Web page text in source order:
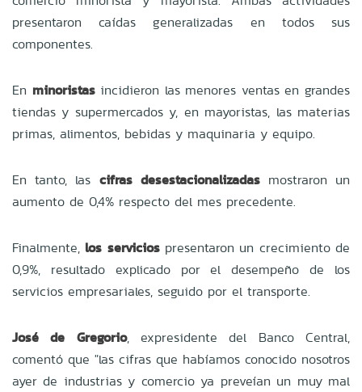
presentaron caídas generalizadas en todos sus
componentes.
En minoristasincidieron las menores ventas en grandes
tiendas y supermercados y, en mayoristas, las materias
primas, alimentos, bebidas y maquinaria y equipo.
En tanto, las cifras desestacionalizadasmostraron un
aumento de 0,4% respecto del mes precedente.
Finalmente, los serviciospresentaron un crecimiento de
0,9%, resultado explicado por el desempeño de los
servicios empresariales, seguido por el transporte.
José de Gregorio, expresidente del Banco Central,
comentó que "las cifras que habíamos conocido nosotros
ayer de industrias y comercio ya preveían un muy mal